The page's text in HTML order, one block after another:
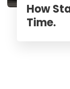
How
Time.